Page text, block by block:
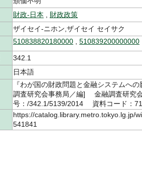
財政-日本
財政政策
ザイセイ-ニホン,ザイセイ セイサク
510838820180000 510839200000000
342.1
日本語
『わが国の財政問題と金融システムへ
調査研究会事務局／編] 金融調査研
号：/342.1/5139/2014 資料コード：
https://catalog.library.metro.tokyo.lg.jp/
541841